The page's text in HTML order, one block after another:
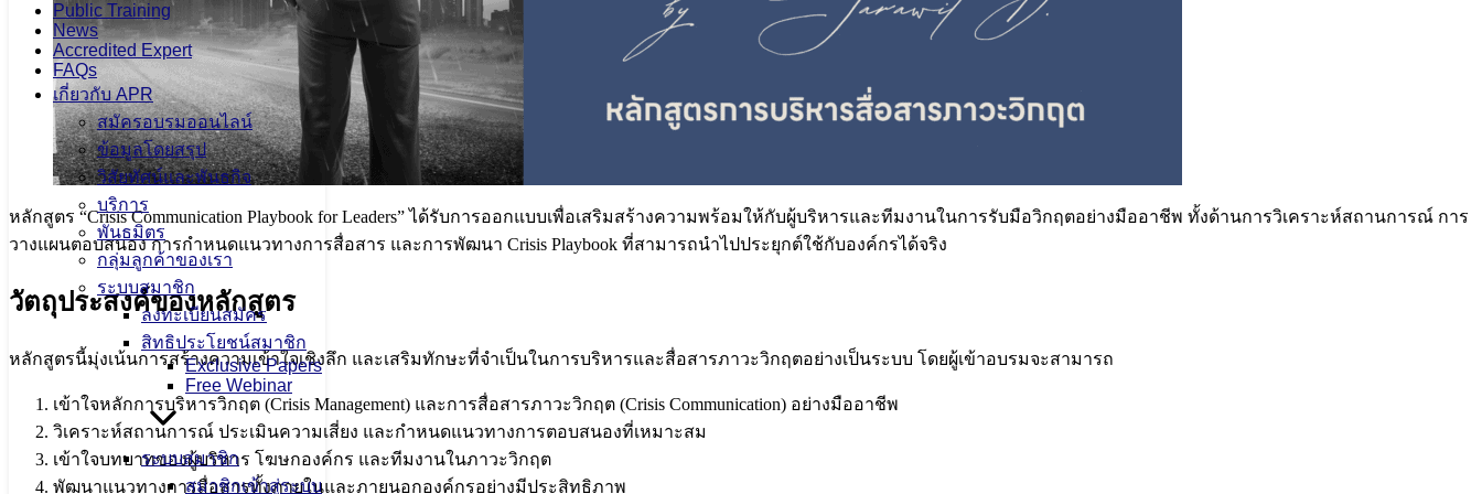
Public Training
News
Accredited Expert
FAQs
เกี่ยวกับ APR
สมัครอบรมออนไลน์
ข้อมูลโดยสรุป
วิสัยทัศน์และพันธกิจ
บริการ
พันธมิตร
กลุ่มลูกค้าของเรา
ระบบสมาชิก
ลงทะเบียนสมัคร
สิทธิประโยชน์สมาชิก
Exclusive Papers
Free Webinar
ระบบสมาชิก
สมาชิกเข้าสู่ระบบ
หลักสูตร “Crisis Communication Playbook for Leaders” ได้รับการออกแบบเพื่อเสริมสร้างความพร้อมให้กับผู้บริหารและทีมงานในการรับมือวิกฤตอย่างมืออาชีพ ทั้งด้านการวิเคราะห์สถานการณ์ การ
วางแผนตอบสนอง การกำหนดแนวทางการสื่อสาร และการพัฒนา Crisis Playbook ที่สามารถนำไปประยุกต์ใช้กับองค์กรได้จริง
วัตถุประสงค์ของหลักสูตร
หลักสูตรนี้มุ่งเน้นการสร้างความเข้าใจเชิงลึก และเสริมทักษะที่จำเป็นในการบริหารและสื่อสารภาวะวิกฤตอย่างเป็นระบบ โดยผู้เข้าอบรมจะสามารถ
เข้าใจหลักการบริหารวิกฤต (Crisis Management) และการสื่อสารภาวะวิกฤต (Crisis Communication) อย่างมืออาชีพ
วิเคราะห์สถานการณ์ ประเมินความเสี่ยง และกำหนดแนวทางการตอบสนองที่เหมาะสม
เข้าใจบทบาทของผู้บริหาร โฆษกองค์กร และทีมงานในภาวะวิกฤต
พัฒนาแนวทางการสื่อสารทั้งภายในและภายนอกองค์กรอย่างมีประสิทธิภาพ